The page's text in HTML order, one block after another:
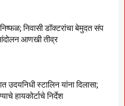
निवासी डॉक्टरांचा बेमुदत संप
आणखी तीव्र
उदयनिधी स्टालिन यांना दिलासा;
हायकोर्टाचे निर्देश